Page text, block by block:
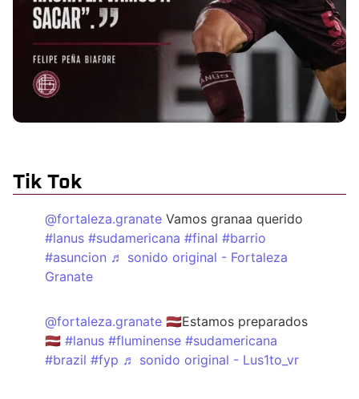
Tik Tok
@fortaleza.granate Vamos granaa querido
#lanus #sudamericana #final #barrio
#asuncion ♬ sonido original - Fortaleza
Granate
@fortaleza.granate 🇱🇻Estamos preparados
🇱🇻 #lanus #fluminense #sudamericana
#brazil #fyp ♬ sonido original - Lus1to_vr